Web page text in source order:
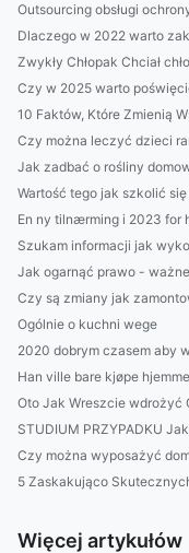
Outsourcing obsługi
Dlaczego w 2022 warto
Zwykły Chłopak Chciał
Czy w 2025 warto
10 Faktów, Które Zmienią
Czy można leczyć dzieci
Jak zadbać o rośliny
Wartość tego jak szkolić
En ny tilnærming i 2023 for
Szukam informacji jak
Jak ogarnąć prawo -
Czy są zmiany jak
Ogólnie o kuchni wege
2020 dobrym czasem aby
Han ville bare kjøpe
Oto Jak Wreszcie wdrożyć
STUDIUM PRZYPADKU
Czy można wyposażyć
5 Zaskakująco
Więcej artykułów